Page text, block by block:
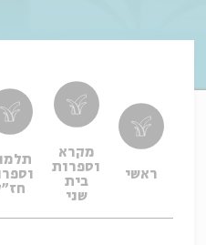
ראשי
מקרא
וספרות
בית
שני